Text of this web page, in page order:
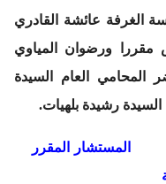
الغرفة عائشة القادري
مقررا ورضوان المياوي
المحامي العام السيدة
رشيدة بلهيات.
المقرر